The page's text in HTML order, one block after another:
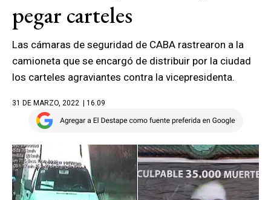
pegar carteles
Las cámaras de seguridad de CABA rastrearon a la
camioneta que se encargó de distribuir por la ciudad
los carteles agraviantes contra la vicepresidenta.
31 DE MARZO, 2022 | 16.09